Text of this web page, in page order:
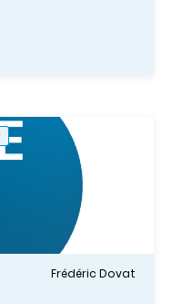
Frédéric Dovat